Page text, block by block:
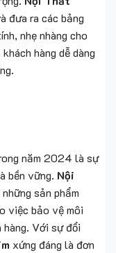
đưa ra các bảng
nhẹ nhàng cho
hàng dễ dàng
năm 2024 là sự
bền vững. Nội
sản phẩm
việc bảo vệ môi
Với sự đổi
xứng đáng là đơn